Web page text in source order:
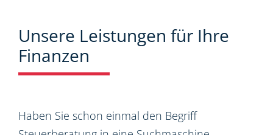
Unsere Leistungen für Ihre
Finanzen
Haben Sie schon einmal den Begriff